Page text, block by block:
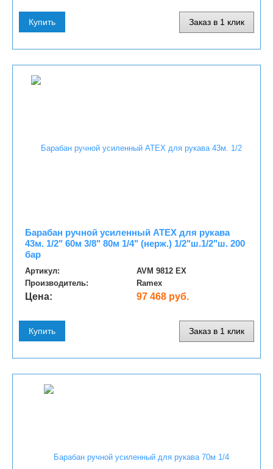
Купить Заказ в 1 клик
Барабан ручной усиленный ATEX для рукава
43м. 1/2" 60м 3/8" 80м 1/4" (нерж.) 1/2"ш.1/2"ш. 200
бар
Артикул:
AVM 9812 EX
Производитель:
Ramex
Цена: 97 468 руб.
Купить Заказ в 1 клик